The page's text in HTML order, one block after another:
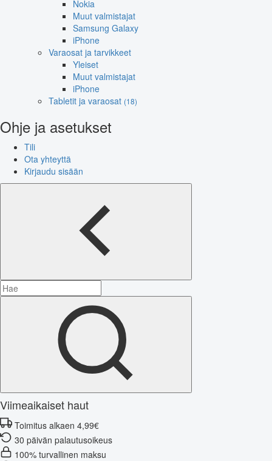
Nokia
Muut valmistajat
Samsung Galaxy
iPhone
Varaosat ja tarvikkeet
Yleiset
Muut valmistajat
iPhone
Tabletit ja varaosat (18)
Ohje ja asetukset
Tili
Ota yhteyttä
Kirjaudu sisään
Viimeaikaiset haut
Toimitus alkaen 4,99€
30 päivän palautusoikeus
100% turvallinen maksu